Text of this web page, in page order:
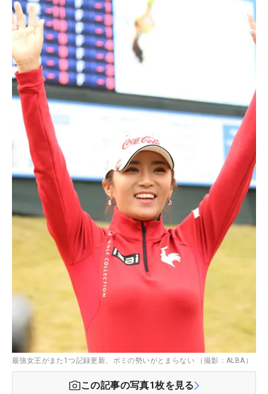
最強女王がまた1つ記録更新、ボミの勢いがとまらない （撮影：ALBA）
この記事の写真1枚を見る